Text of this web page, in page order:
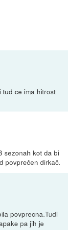
tud ce ima hitrost
sezonah kot da bi
povprečen dirkač.
povprecna.Tudi
pa jih je